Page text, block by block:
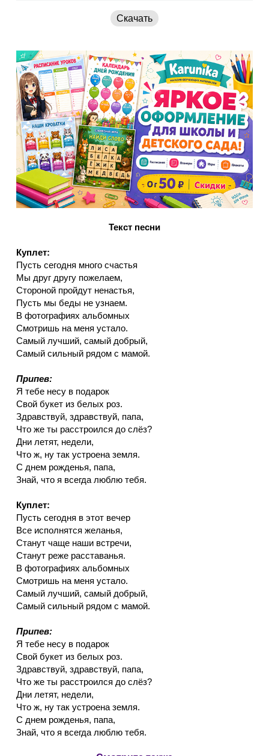
Скачать
Текст песни
Куплет:
Пусть сегодня много счастья
Мы друг другу пожелаем,
Стороной пройдут ненастья,
Пусть мы беды не узнаем.
В фотографиях альбомных
Смотришь на меня устало.
Самый лучший, самый добрый,
Самый сильный рядом с мамой.
Припев:
Я тебе несу в подарок
Свой букет из белых роз.
Здравствуй, здравствуй, папа,
Что же ты расстроился до слёз?
Дни летят, недели,
Что ж, ну так устроена земля.
С днем рожденья, папа,
Знай, что я всегда люблю тебя.
Куплет:
Пусть сегодня в этот вечер
Все исполнятся желанья,
Станут чаще наши встречи,
Станут реже расставанья.
В фотографиях альбомных
Смотришь на меня устало.
Самый лучший, самый добрый,
Самый сильный рядом с мамой.
Припев:
Я тебе несу в подарок
Свой букет из белых роз.
Здравствуй, здравствуй, папа,
Что же ты расстроился до слёз?
Дни летят, недели,
Что ж, ну так устроена земля.
С днем рожденья, папа,
Знай, что я всегда люблю тебя.